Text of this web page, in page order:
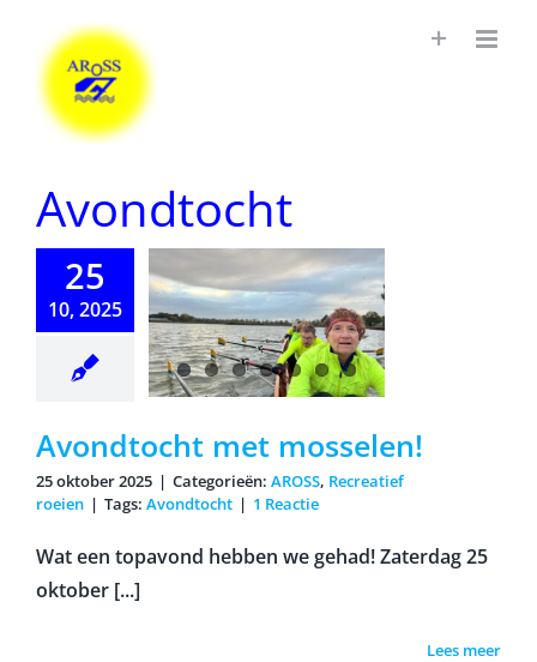
Avondtocht
25
10, 2025
met
Avondtocht met mosselen!
25 oktober 2025 | Categorieën: AROSS, Recreatief
roeien | Tags: Avondtocht | 1 Reactie
Wat een topavond hebben we gehad! Zaterdag 25
oktober [...]
Lees meer